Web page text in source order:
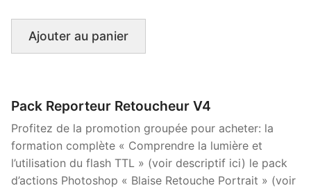
Blaise Retouche Portrait
Les packs
V4 »
Ajouter au panier
Pack Reporteur Retoucheur V4
Profitez de la promotion groupée pour acheter: la
formation complète « Comprendre la lumière et
l’utilisation du flash TTL » (voir descriptif ici) le pack
d’actions Photoshop « Blaise Retouche Portrait » (voir